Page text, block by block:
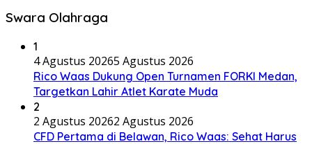
Swara Olahraga
1
4 Agustus 20265 Agustus 2026
Rico Waas Dukung Open Turnamen FORKI Medan,
Targetkan Lahir Atlet Karate Muda
2
2 Agustus 20262 Agustus 2026
CFD Pertama di Belawan, Rico Waas: Sehat Harus